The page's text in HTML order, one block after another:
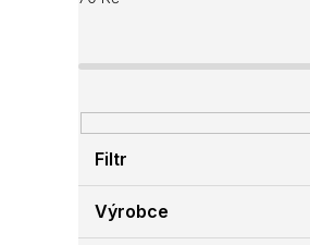
a
n
í
a
Filtr
Výrobce